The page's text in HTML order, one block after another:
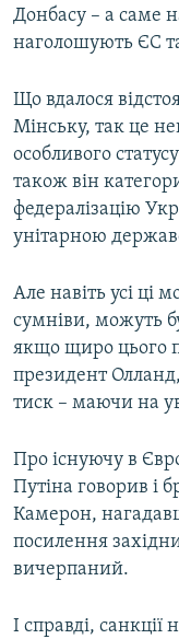
Донбасу – а саме
наголошують ЄС
Що вдалося
Мінську, так це
особливого
також він
федералізацію
унітарною
Але навіть усі ці
сумніви, можуть
якщо щиро цього
президент
тиск – маючи на
Про існуючу в
Путіна говорив і
Камерон,
посилення
вичерпаний.
І справді, санкції